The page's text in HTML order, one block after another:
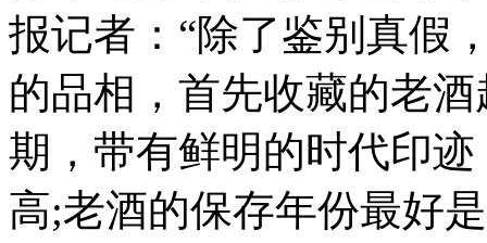
报记者：“除了鉴别真假
的品相，首先收藏的老
期，带有鲜明的时代印
高;老酒的保存年份最好